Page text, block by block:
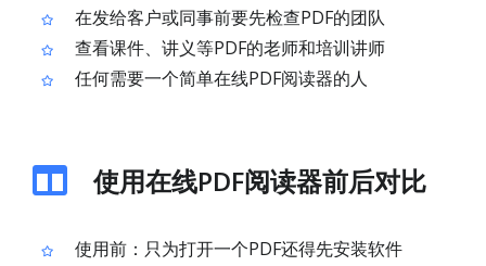
在发给客户或同事前要先检查PDF的团队
查看课件、讲义等PDF的老师和培训讲师
任何需要一个简单在线PDF阅读器的人
使用在线PDF阅读器前后对比
使用前：只为打开一个PDF还得先安装软件